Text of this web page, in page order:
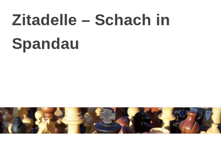
Zum
Inhalt
springen
Zitadelle – Schach in
Spandau